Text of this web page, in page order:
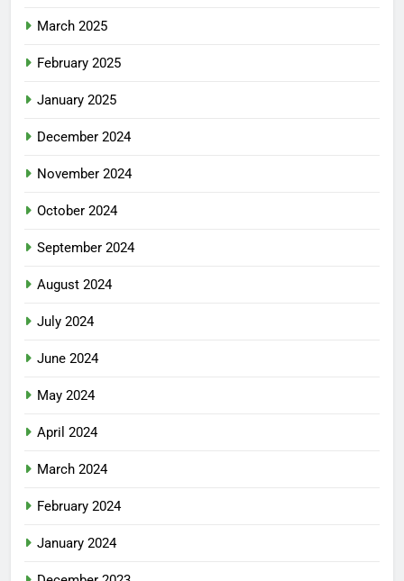
March 2025
February 2025
January 2025
December 2024
November 2024
October 2024
September 2024
August 2024
July 2024
June 2024
May 2024
April 2024
March 2024
February 2024
January 2024